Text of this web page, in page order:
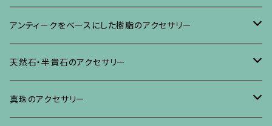
ネックレス、その他
イヤリング、ピアス
ネックレス、ペンダント
ブレスレット、バングル、その他
ブローチ
イヤリング・ピアス
ネックレス・ペンダント
アンティークをベースにした樹脂のアクセサリー
ブローチ
イヤリング・ピアス
天然石・半貴石のアクセサリー
ブローチ
真珠のアクセサリー